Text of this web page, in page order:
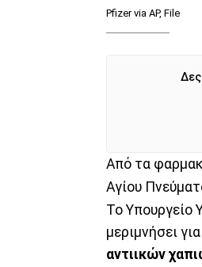
Pfizer via AP, File
Από τα
Αγίου
Το Υπουργείο
μεριμνήσει
αντιικών